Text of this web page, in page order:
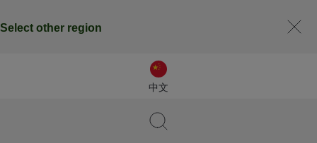
中文
Select other region